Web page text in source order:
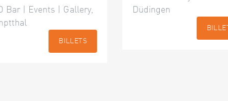
Bar | Events | Gallery,
BILLETS
Düdingen